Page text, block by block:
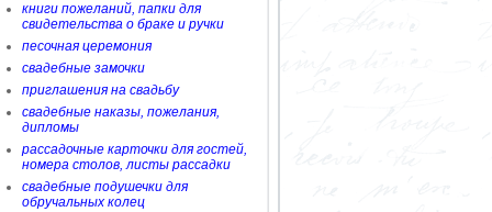
книги пожеланий, папки для
свидетельства о браке и ручки
песочная церемония
свадебные замочки
приглашения на свадьбу
свадебные наказы, пожелания,
дипломы
рассадочные карточки для гостей,
номера столов, листы рассадки
свадебные подушечки для
обручальных колец